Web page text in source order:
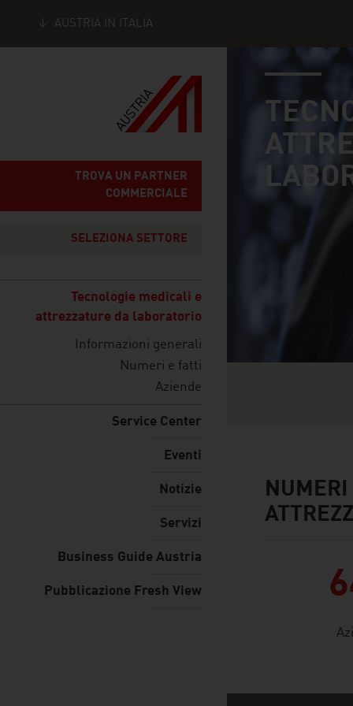
AUSTRIA IN ITALIA
TROVA UN PARTNER
COMMERCIALE
SELEZIONA SETTORE
Tecnologie medicali e
attrezzature da laboratorio
Informazioni generali
Numeri e fatti
Aziende
Service Center
Eventi
Notizie
Servizi
Business Guide Austria
Pubblicazione Fresh View
facts & figures
NUMERI